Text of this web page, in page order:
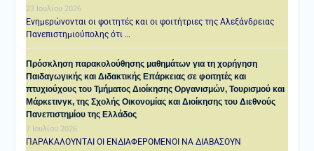
23 Ιουλίου 2026
Ενημερώνονται οι φοιτητές και οι φοιτήτριες της Αλεξάνδρειας
Πανεπιστημιούπολης ότι …
Πρόσκληση παρακολούθησης μαθημάτων για τη χορήγηση
Παιδαγωγικής και Διδακτικής Επάρκειας σε φοιτητές και
πτυχιούχους του Τμήματος Διοίκησης Οργανισμών, Τουρισμού και
Μάρκετινγκ, της Σχολής Οικονομίας και Διοίκησης του Διεθνούς
Πανεπιστημίου της Ελλάδος
7 Ιουλίου 2026
ΠΑΡΑΚΑΛΟΥΝΤΑΙ ΟΙ ΕΝΔΙΑΦΕΡΟΜΕΝΟΙ ΝΑ ΔΙΑΒΑΣΟΥΝ